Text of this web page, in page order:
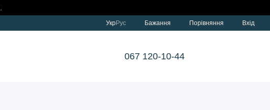
УкрРус Бажання Порівняння Вхід
067 120-10-44